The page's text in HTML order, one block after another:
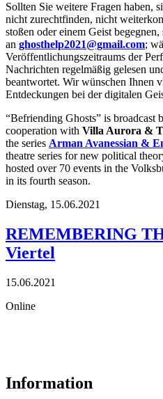
Sollten Sie weitere Fragen haben,
nicht zurechtfinden, nicht
stoßen oder einem Geist
an ghosthelp2021@gmail.com;
Veröffentlichungszeitraums der
Nachrichten regelmäßig gelesen
beantwortet. Wir wünschen Ihnen
Entdeckungen bei der digitalen
“Befriending Ghosts” is broadcast
cooperation with Villa Aurora &
the series Arman Avanessian &
theatre series for new political
hosted over 70 events in the
in its fourth season.
Dienstag, 15.06.2021
REMEMBERING
Viertel
15.06.2021
Online
Information